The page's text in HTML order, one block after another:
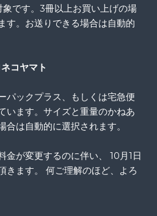
です。3冊以上お買い上げの場
す。お送りできる場合は自動的
コヤマト
パックプラス、もしくは宅急便
います。サイズと重量のかねあ
は自動的に選択されます。
金が変更するのに伴い、 10月1日
きます。 何ご理解のほど、よろ